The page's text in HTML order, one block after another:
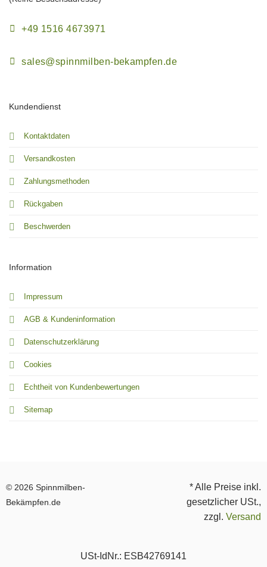
+49 1516 4673971
sales@spinnmilben-bekampfen.de
Kundendienst
Kontaktdaten
Versandkosten
Zahlungsmethoden
Rückgaben
Beschwerden
Information
Impressum
AGB & Kundeninformation
Datenschutzerklärung
Cookies
Echtheit von Kundenbewertungen
Sitemap
© 2026 Spinnmilben-
Bekämpfen.de
USt-IdNr.: ESB42769141
* Alle Preise inkl.
gesetzlicher USt.,
zzgl.Versand